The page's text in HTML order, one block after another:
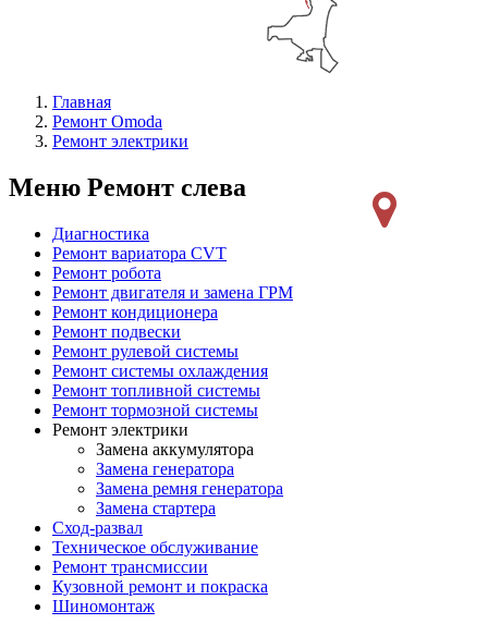
Главная
Ремонт Omoda
Ремонт электрики
Меню Ремонт слева
Диагностика
Ремонт вариатора CVT
Ремонт робота
Ремонт двигателя и замена ГРМ
Ремонт кондиционера
Ремонт подвески
Ремонт рулевой системы
Ремонт системы охлаждения
Ремонт топливной системы
Ремонт тормозной системы
Ремонт электрики
Замена аккумулятора
Замена генератора
Замена ремня генератора
Замена стартера
Сход-развал
Техническое обслуживание
Ремонт трансмиссии
Кузовной ремонт и покраска
Шиномонтаж